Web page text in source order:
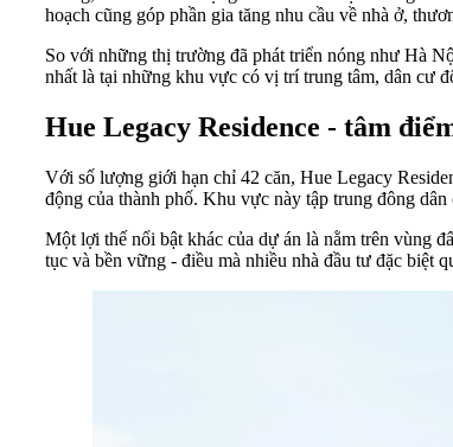
hoạch cũng góp phần gia tăng nhu cầu về nhà ở,
So với những thị trường đã phát triển nóng như Hà
nhất là tại những khu vực có vị trí trung tâm, dân cư
Hue Legacy Residence - tâm
Với số lượng giới hạn chỉ 42 căn, Hue Legacy
động của thành phố. Khu vực này tập trung đông
Một lợi thế nổi bật khác của dự án là nằm trên vùng
tục và bền vững - điều mà nhiều nhà đầu tư đặc biệt